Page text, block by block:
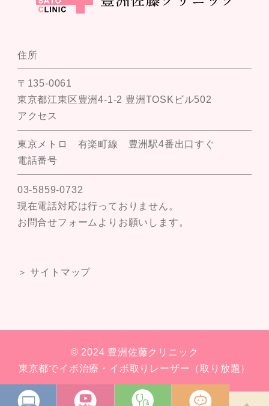
住所
〒135-0061
東京都江東区豊洲4-1-2 豊洲TOSKビル502
アクセス
東京メトロ 有楽町線 豊洲駅4番出口すぐ
電話番号
03-5859-0732
現在電話対応は行っておりません。
お問合せフォームよりお願いします。
＞ サイトマップ
© 2024 豊洲佐藤クリニック
東京都でイボ治療・イボ取りレーザー（取り放題）